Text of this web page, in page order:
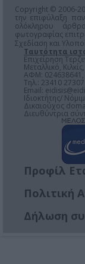
Copyright © 2006-
την επιφύλαξη
ολόκληρου
φωτογραφίας
Σχεδίαση και
Ταυτότητα
Επιχείρηση
Μεταλλικό,
ΑΦΜ: 024638641,
Τηλ.: 23410 27307
Email:
Ιδιοκτήτης/
Δικαιούχος
Διευθύντρια
Προφίλ
Πολιτική
Δήλωση